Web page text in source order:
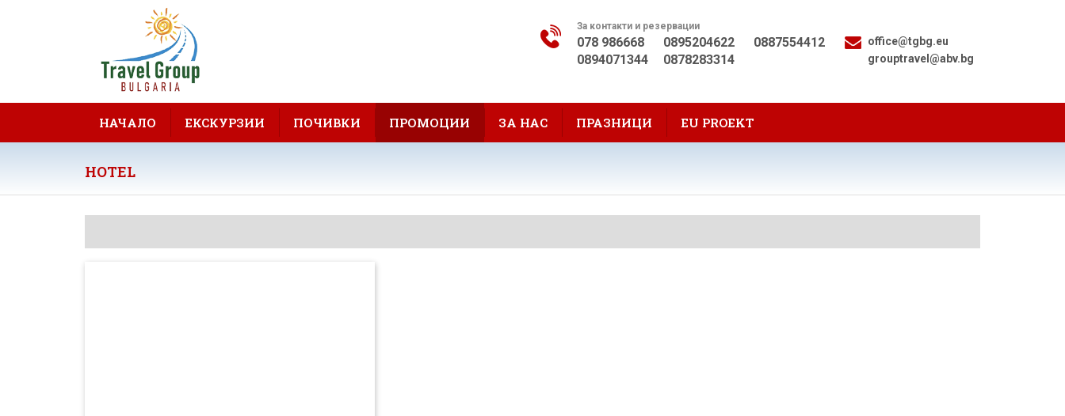
За контакти и резервации
078 986668 0895204622
0887554412
0894071344
0878283314
office@tgbg.eu
grouptravel@abv.bg
НАЧАЛО ЕКСКУРЗИИ ПОЧИВКИ ПРОМОЦИИ ЗА НАС ПРАЗНИЦИ EU PROEKT
HOTEL